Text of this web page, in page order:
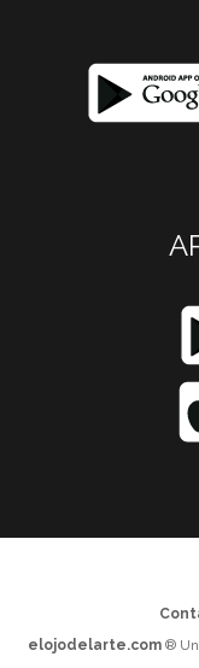
elojodelarte.com®